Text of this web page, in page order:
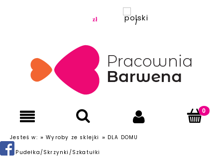
Jesteś w: » Wyroby ze sklejki » DLA DOMU
» Pudełka/Skrzynki/Szkatułki